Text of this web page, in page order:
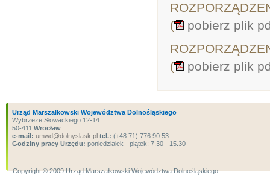
(
pobierz plik
(
pobierz plik
Urząd Marszałkowski Województwa Dolnośląskiego
Wybrzeże Słowackiego 12-14
50-411 Wrocław
e-mail: umwd@dolnyslask.pl tel.: (+48 71) 776 90 53
Godziny pracy Urzędu: poniedziałek - piątek: 7.30 - 15.30
Copyright ® 2009 Urząd Marszałkowski Województwa Dolnośląskiego